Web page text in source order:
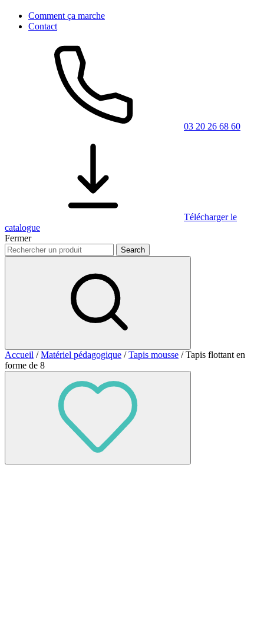
Comment ça marche
Contact
03 20 26 68 60
Télécharger le
catalogue
Fermer
Accueil /Matériel pédagogique /Tapis mousse / Tapis flottant en
forme de 8